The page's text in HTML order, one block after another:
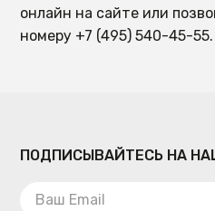
онлайн на сайте или
номеру +7 (495) 540-45-55.
ПОДПИСЫВАЙТЕСЬ НА